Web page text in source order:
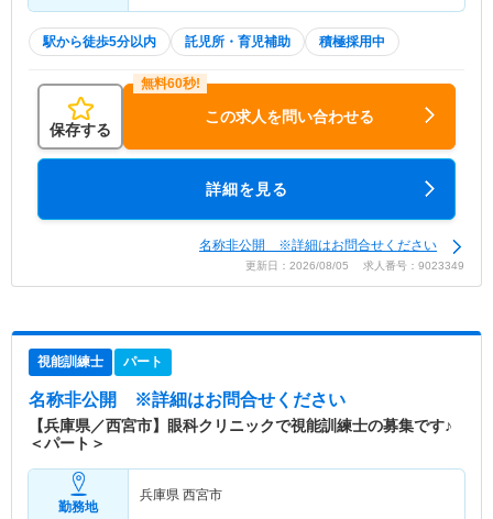
駅から徒歩5分以内 託児所・育児補助 積極採用中
保存する
この求人を問い合わせる
詳細を見る
名称非公開 ※詳細はお問合せください
更新日：2026/08/05 求人番号：9023349
視能訓練士 パート
名称非公開 ※詳細はお問合せください
【兵庫県／西宮市】眼科クリニックで視能訓練士の募集です♪
＜パート＞
勤務地
兵庫県 西宮市